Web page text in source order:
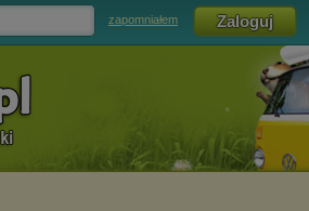
zapomniałem